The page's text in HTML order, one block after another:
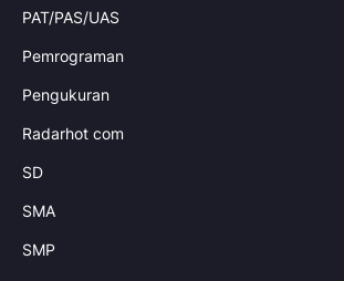
PAT/PAS/UAS
Pemrograman
Pengukuran
Radarhot com
SD
SMA
SMP